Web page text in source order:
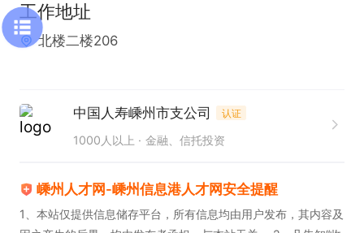
工作地址
北楼二楼206
中国人寿嵊州市支公司 认证
1000人以上 金融、信托投资
嵊州人才网-嵊州信息港人才网安全提醒
1、本站仅提供信息储存平台，所有信息均由用户发布，其内容及